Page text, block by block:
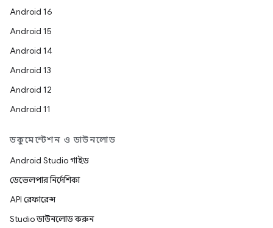
Android 16
Android 15
Android 14
Android 13
Android 12
Android 11
ডকুমেন্টেশন ও ডাউনলোড
Android Studio গাইড
ডেভেলপার নির্দেশিকা
API রেফারেন্স
Studio ডাউনলোড করুন